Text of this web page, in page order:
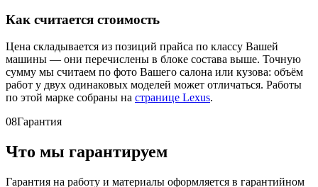
Как считается стоимость
Цена складывается из позиций прайса по классу Вашей
машины — они перечислены в блоке состава выше. Точную
сумму мы считаем по фото Вашего салона или кузова: объём
работ у двух одинаковых моделей может отличаться. Работы
по этой марке собраны на странице Lexus.
08Гарантия
Что мы гарантируем
Гарантия на работу и материалы оформляется в гарантийном